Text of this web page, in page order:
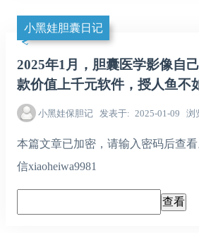
小黑娃胆囊日记
2025年1月，胆囊医学影像自
款价值上千元软件，授人鱼不
小黑娃保胆记 发表于 2025-01-09 浏
本篇文章已加密，请输入密码后查
信xiaoheiwa9981